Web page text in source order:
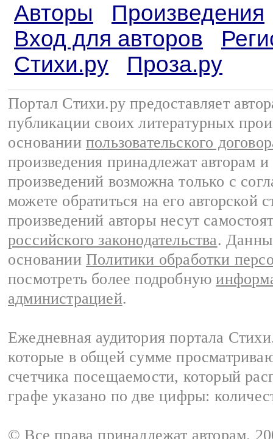
Авторы
Произведения
Вход для авторов
Стихи.ру
Проза.ру
Портал Стихи.ру предоставляет
публикации своих литературных
основании пользовательского
произведения принадлежат авторам
произведений возможна только с
можете обратиться на его авторской
произведений авторы несут
российского законодательства.
основании Политики обработки
посмотреть более подробную
администрацией.
Ежедневная аудитория портала
которые в общей сумме
счетчика посещаемости, который
графе указано по две цифры:
© Все права принадлежат авторам,